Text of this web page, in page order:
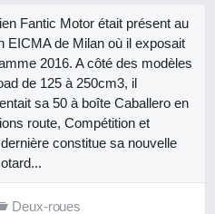
Fantic Motor était présent au
EICMA de Milan où il exposait
2016. A côté des modèles
de 125 à 250cm3, il
sa 50 à boîte Caballero en
route, Compétition et
constitue sa nouvelle
Deux-roues